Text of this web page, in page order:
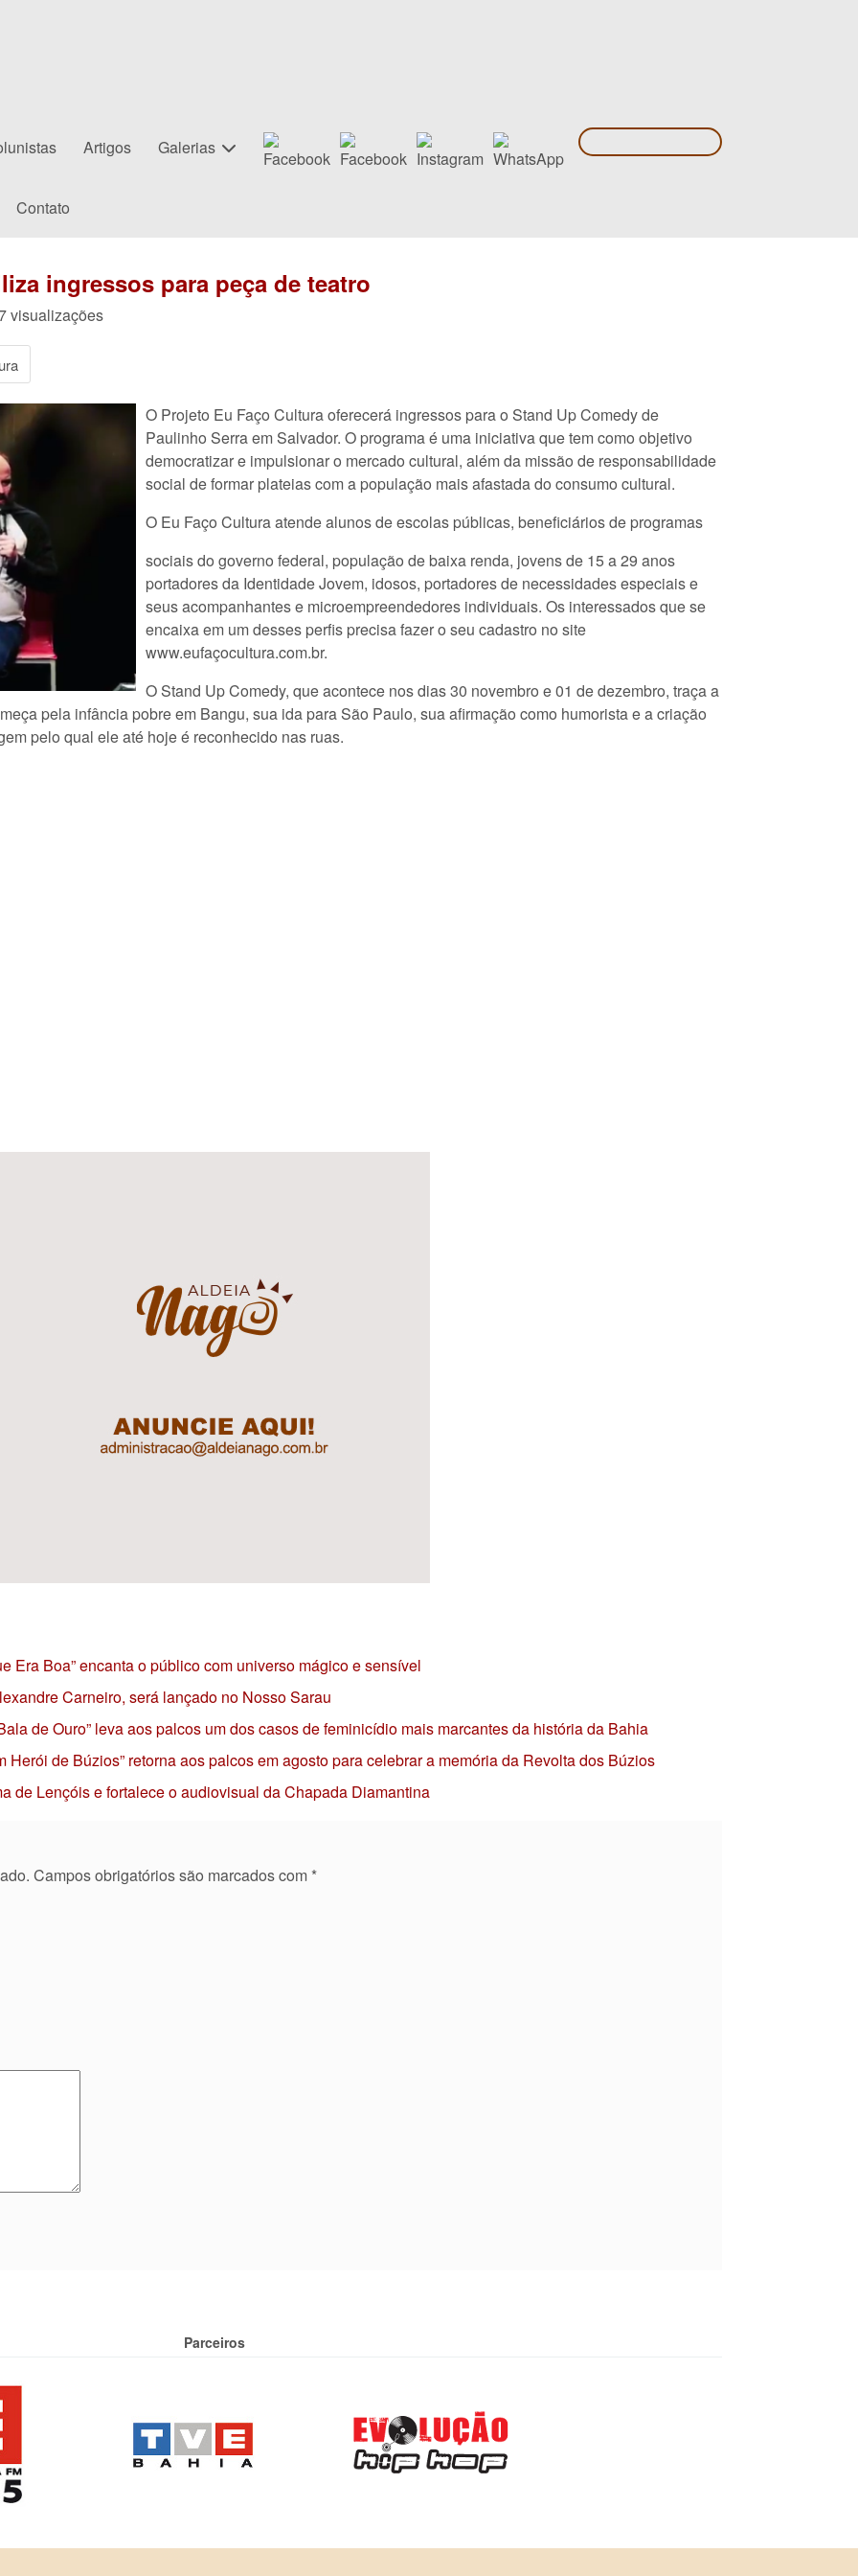
Artigos Galerias
Contato
ingressos para peça de teatro
visualizações
O Projeto Eu Faço Cultura oferecerá ingressos para o Stand Up Comedy de
Paulinho Serra em Salvador. O programa é uma iniciativa que tem como objetivo
democratizar e impulsionar o mercado cultural, além da missão de responsabilidade
social de formar plateias com a população mais afastada do consumo cultural.
O Eu Faço Cultura atende alunos de escolas públicas, beneficiários de programas
sociais do governo federal, população de baixa renda, jovens de 15 a 29 anos
portadores da Identidade Jovem, idosos, portadores de necessidades especiais e
seus acompanhantes e microempreendedores individuais. Os interessados que se
encaixa em um desses perfis precisa fazer o seu cadastro no site
www.eufaçocultura.com.br.
O Stand Up Comedy, que acontece nos dias 30 novembro e 01 de dezembro, traça a
pela infância pobre em Bangu, sua ida para São Paulo, sua afirmação como humorista e a criação
pelo qual ele até hoje é reconhecido nas ruas.
Era Boa” encanta o público com universo mágico e sensível
Carneiro, será lançado no Nosso Sarau
de Ouro” leva aos palcos um dos casos de feminicídio mais marcantes da história da Bahia
Herói de Búzios” retorna aos palcos em agosto para celebrar a memória da Revolta dos Búzios
de Lençóis e fortalece o audiovisual da Chapada Diamantina
Campos obrigatórios são marcados com *
Parceiros